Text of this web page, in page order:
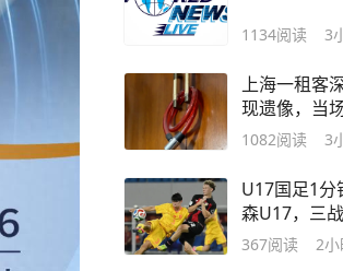
1134阅读 3
上海一租客
现遗像，当
雨搬走；房
费，租客拟
1082阅读 3
U17国足1分
森U17，三
补登场传射
367阅读 2